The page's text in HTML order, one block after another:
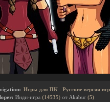
Игры для ПК Русские версии игр
Инди-игра (14535) от Akabur (5)